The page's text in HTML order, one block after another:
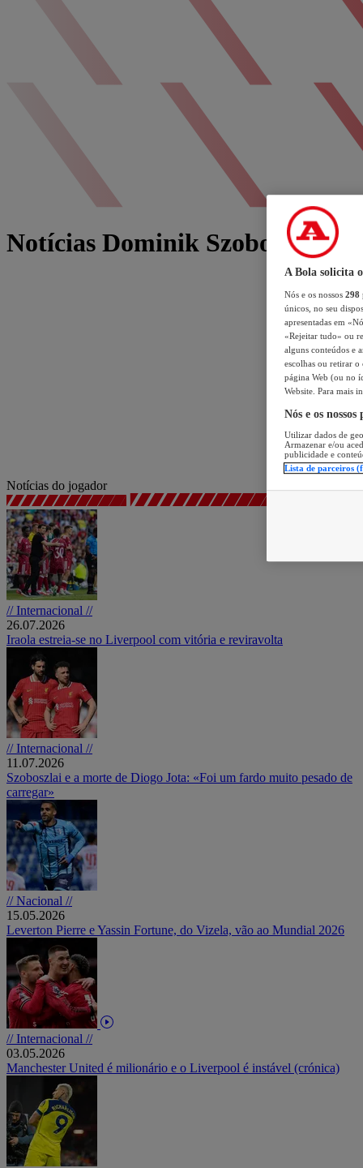
Notícias Dominik Szoboszlai
Notícias do jogador
// Internacional //
26.07.2026
Iraola estreia-se no Liverpool com vitória e reviravolta
// Internacional //
11.07.2026
Szoboszlai e a morte de Diogo Jota: «Foi um fardo muito pesado de
carregar»
// Nacional //
15.05.2026
Leverton Pierre e Yassin Fortune, do Vizela, vão ao Mundial 2026
// Internacional //
03.05.2026
Manchester United é milionário e o Liverpool é instável (crónica)
A Bola solicita
Nós e os nossos 298
únicos, no seu
apresentadas em
«Rejeitar tudo» ou
alguns conteúdos e
escolhas ou retirar
página Web (ou no
Website. Para mais
Nós e os
Utilizar dados de
Armazenar e/ou
publicidade e
Lista de parceiros